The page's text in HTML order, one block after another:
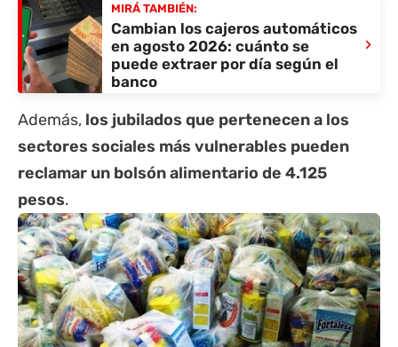
MIRÁ TAMBIÉN:
Cambian los cajeros automáticos
en agosto 2026: cuánto se
puede extraer por día según el
banco
›
Además, los jubilados que pertenecen a los
sectores sociales más vulnerables pueden
reclamar un bolsón alimentario de 4.125
pesos.